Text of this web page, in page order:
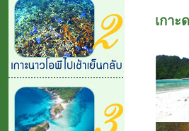
เกาะ